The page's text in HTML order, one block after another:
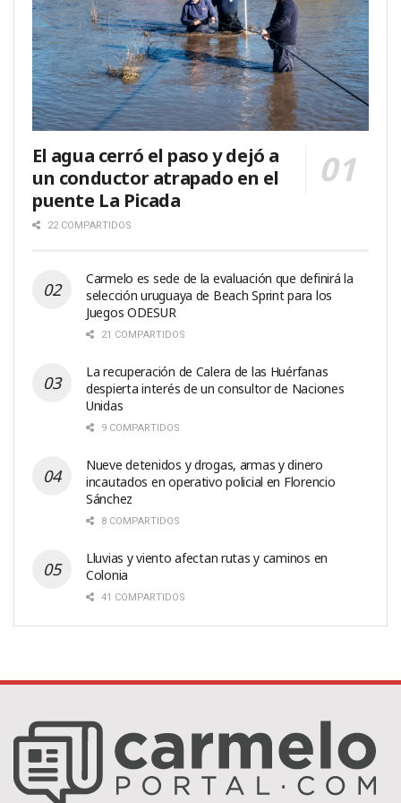
El agua cerró el paso y dejó a
un conductor atrapado en el
puente La Picada
22 COMPARTIDOS
Carmelo es sede de la evaluación que definirá la
selección uruguaya de Beach Sprint para los
Juegos ODESUR
21 COMPARTIDOS
La recuperación de Calera de las Huérfanas
despierta interés de un consultor de Naciones
Unidas
9 COMPARTIDOS
Nueve detenidos y drogas, armas y dinero
incautados en operativo policial en Florencio
Sánchez
8 COMPARTIDOS
Lluvias y viento afectan rutas y caminos en
Colonia
41 COMPARTIDOS